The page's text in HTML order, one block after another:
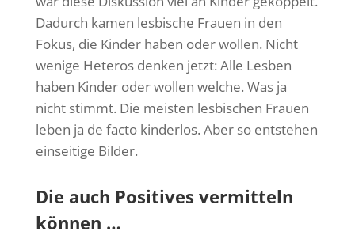
Dadurch kamen lesbische Frauen in den
Fokus, die Kinder haben oder wollen. Nicht
wenige Heteros denken jetzt: Alle Lesben
haben Kinder oder wollen welche. Was ja
nicht stimmt. Die meisten lesbischen Frauen
leben ja de facto kinderlos. Aber so entstehen
einseitige Bilder.
Die auch Positives vermitteln
können …